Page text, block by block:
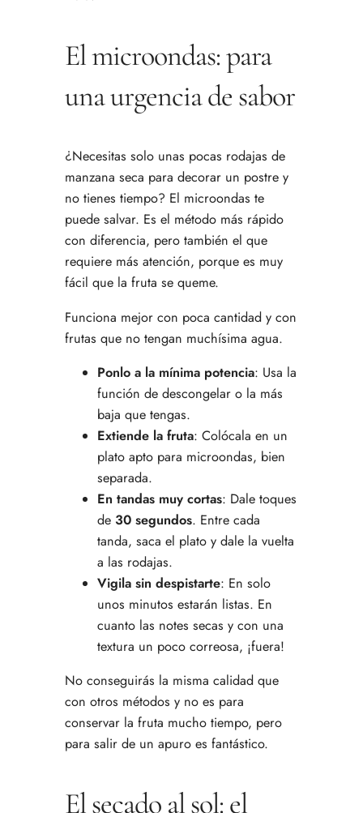
El microondas: para
una urgencia de sabor
¿Necesitas solo unas pocas rodajas de
manzana seca para decorar un postre y
no tienes tiempo? El microondas te
puede salvar. Es el método más rápido
con diferencia, pero también el que
requiere más atención, porque es muy
fácil que la fruta se queme.
Funciona mejor con poca cantidad y con
frutas que no tengan muchísima agua.
Ponlo a la mínima potencia: Usa la
función de descongelar o la más
baja que tengas.
Extiende la fruta: Colócala en un
plato apto para microondas, bien
separada.
En tandas muy cortas: Dale toques
de 30 segundos. Entre cada
tanda, saca el plato y dale la vuelta
a las rodajas.
Vigila sin despistarte: En solo
unos minutos estarán listas. En
cuanto las notes secas y con una
textura un poco correosa, ¡fuera!
No conseguirás la misma calidad que
con otros métodos y no es para
conservar la fruta mucho tiempo, pero
para salir de un apuro es fantástico.
El secado al sol: el